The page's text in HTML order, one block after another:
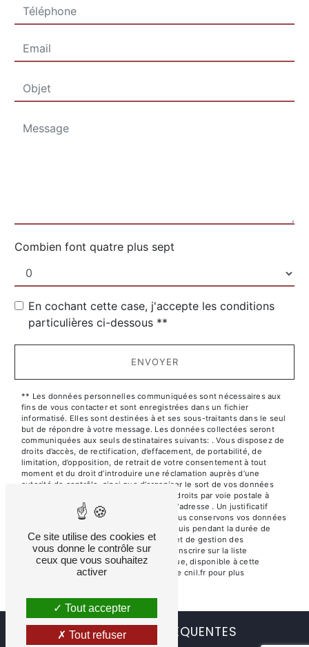
Combien font quatre plus sept
En cochant cette case, j'accepte les conditions
particulières ci-dessous **
ENVOYER
** Les données personnelles communiquées sont nécessaires aux
fins de vous contacter et sont enregistrées dans un fichier
informatisé. Elles sont destinées à et ses sous-traitants dans le seul
but de répondre à votre message. Les données collectées seront
communiquées aux seuls destinataires suivants: . Vous disposez de
droits d’accès, de rectification, d’effacement, de portabilité, de
limitation, d’opposition, de retrait de votre consentement à tout
moment et du droit d’introduire une réclamation auprès d’une
autorité de contrôle, ainsi que d’organiser le sort de vos données
post-mortem. Vous pouvez exercer ces droits par voie postale à
l'adresse ou par courrier électronique à l'adresse . Un justificatif
d'identité pourra vous être demandé. Nous conservons vos données
pendant la période de prise de contact puis pendant la durée de
prescription légale aux fins probatoires et de gestion des
contentieux. Vous avez le droit de vous inscrire sur la liste
d'opposition au démarchage téléphonique, disponible à cette
Bloctel.gouv.fr
. Consultez le site cnil.fr pour plus
RECHERCHES FRÉQUENTES
Ce site utilise des cookies et
vous donne le contrôle sur
ceux que vous souhaitez
activer
Tout accepter
Tout refuser